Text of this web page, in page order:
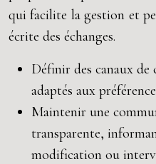
qui facilite la gestion et
écrite des échanges.
Définir des canaux
adaptés aux
Maintenir une
transparente,
modification ou